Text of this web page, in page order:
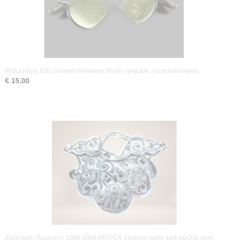
Midcentury 835 zilveren Hermann Mürle vergulde manchetknopen
€ 15,00
Zeldzaam Russisch 1899-1908 ANTIEK zilveren niello belt buckle riem